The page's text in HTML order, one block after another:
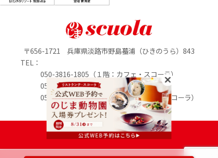
〒656-1721 兵庫県淡路市野島蟇浦（ひきのうら）843
TEL：
050-3816-1805（１階：カフェ・スコーラ）
050-3816-0895（1階：のじまマルシェ）
050-3816-2213（２階：リストランテ・スコーラ）
定休日：水曜日
PASONA GROUP